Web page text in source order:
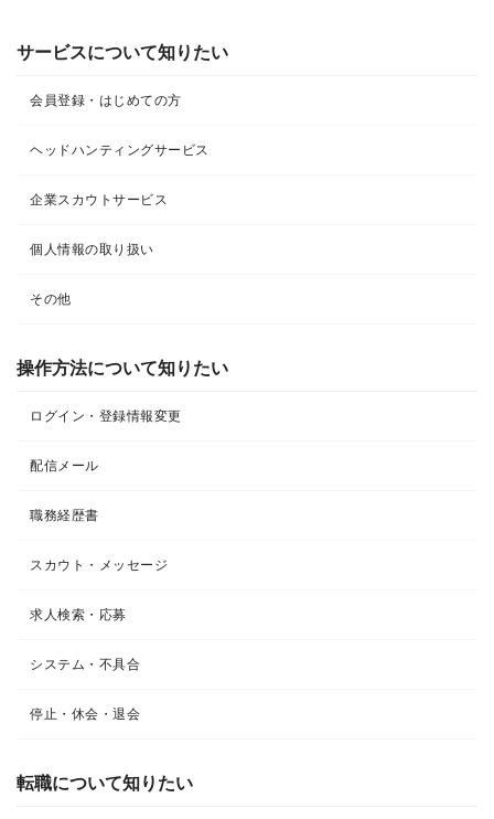
サービスについて知りたい
会員登録・はじめての方
ヘッドハンティングサービス
企業スカウトサービス
個人情報の取り扱い
その他
操作方法について知りたい
ログイン・登録情報変更
配信メール
職務経歴書
スカウト・メッセージ
求人検索・応募
システム・不具合
停止・休会・退会
転職について知りたい​